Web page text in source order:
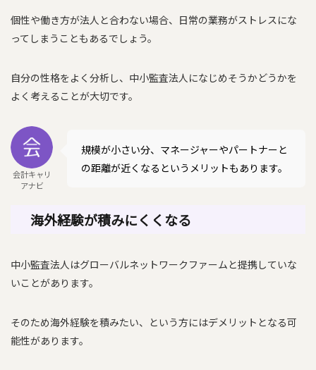
個性や働き方が法人と合わない場合、日常の業務がストレスにな
ってしまうこともあるでしょう。
自分の性格をよく分析し、中小監査法人になじめそうかどうかを
よく考えることが大切です。
会計キャリ
アナビ
規模が小さい分、マネージャーやパートナーと
の距離が近くなるというメリットもあります。
海外経験が積みにくくなる
中小監査法人はグローバルネットワークファームと提携していな
いことがあります。
そのため海外経験を積みたい、という方にはデメリットとなる可
能性があります。